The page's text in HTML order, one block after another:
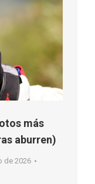
más
aburren)
de 2026